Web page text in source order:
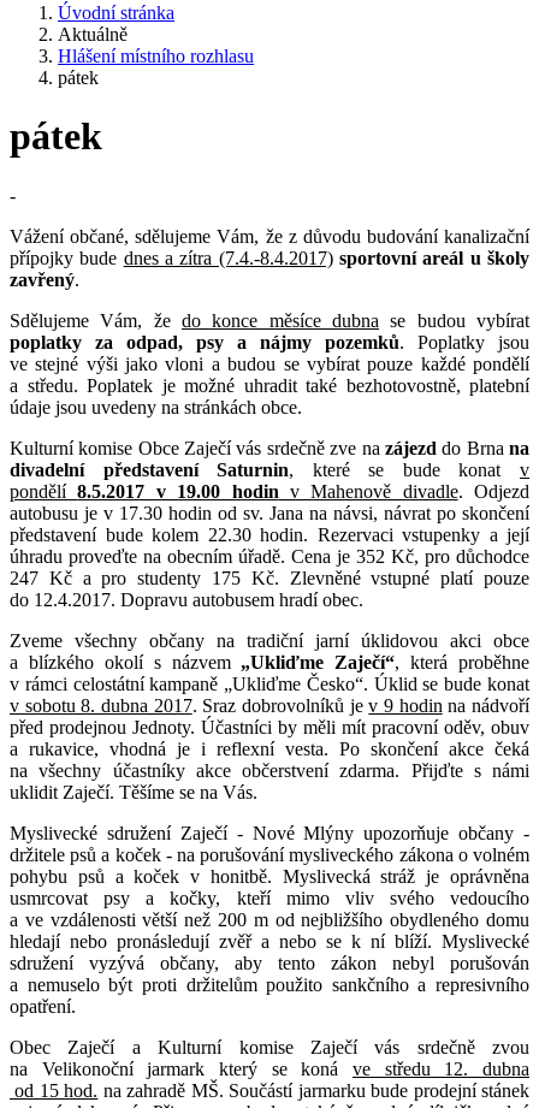
Úvodní stránka
Aktuálně
Hlášení místního rozhlasu
pátek
pátek
-
Vážení občané, sdělujeme Vám, že z důvodu budování kanalizační
přípojky bude dnes a zítra (7.4.-8.4.2017) sportovní areál u školy
zavřený.
Sdělujeme Vám, že do konce měsíce dubna se budou vybírat
poplatky za odpad, psy a nájmy pozemků. Poplatky jsou
ve stejné výši jako vloni a budou se vybírat pouze každé pondělí
a středu. Poplatek je možné uhradit také bezhotovostně, platební
údaje jsou uvedeny na stránkách obce.
Kulturní komise Obce Zaječí vás srdečně zve na zájezd do Brnana
divadelní představení
Saturnin, které se bude konatv
pondělí8.5.2017 v 19.00 hodin v Mahenově divadle. Odjezd
autobusu je v 17.30 hodin od sv. Jana na návsi, návrat po skončení
představení bude kolem 22.30 hodin. Rezervaci vstupenky a její
úhradu proveďte na obecním úřadě. Cena je 352 Kč, pro důchodce
247 Kč a pro studenty 175 Kč. Zlevněné vstupné platí pouze
do 12.4.2017. Dopravu autobusem hradí obec.
Zveme všechny občany na tradiční jarní úklidovou akci obce
a blízkého okolí s názvem „Ukliďme Zaječí“, která proběhne
v rámci celostátní kampaně „Ukliďme Česko“. Úklid se bude konat
v sobotu 8. dubna 2017. Sraz dobrovolníků jev 9 hodin na nádvoří
před prodejnou Jednoty. Účastníci by měli mít pracovní oděv, obuv
a rukavice, vhodná je i reflexní vesta. Po skončení akce čeká
na všechny účastníky akce občerstvení zdarma. Přijďte s námi
uklidit Zaječí. Těšíme se na Vás.
Myslivecké sdružení Zaječí - Nové Mlýny upozorňuje občany -
držitele psů a koček - na porušování mysliveckého zákona o volném
pohybu psů a koček v honitbě. Myslivecká stráž je oprávněna
usmrcovat psy a kočky, kteří mimo vliv svého vedoucího
a ve vzdálenosti větší než 200 m od nejbližšího obydleného domu
hledají nebo pronásledují zvěř a nebo se k ní blíží. Myslivecké
sdružení vyzývá občany, aby tento zákon nebyl porušován
a nemuselo být proti držitelům použito sankčního a represivního
opatření.
Obec Zaječí a Kulturní komise Zaječí vás srdečně zvou
na Velikonoční jarmark který se koná ve středu 12. dubna
od 15 hod. na zahradě MŠ. Součástí jarmarku bude prodejní stánek